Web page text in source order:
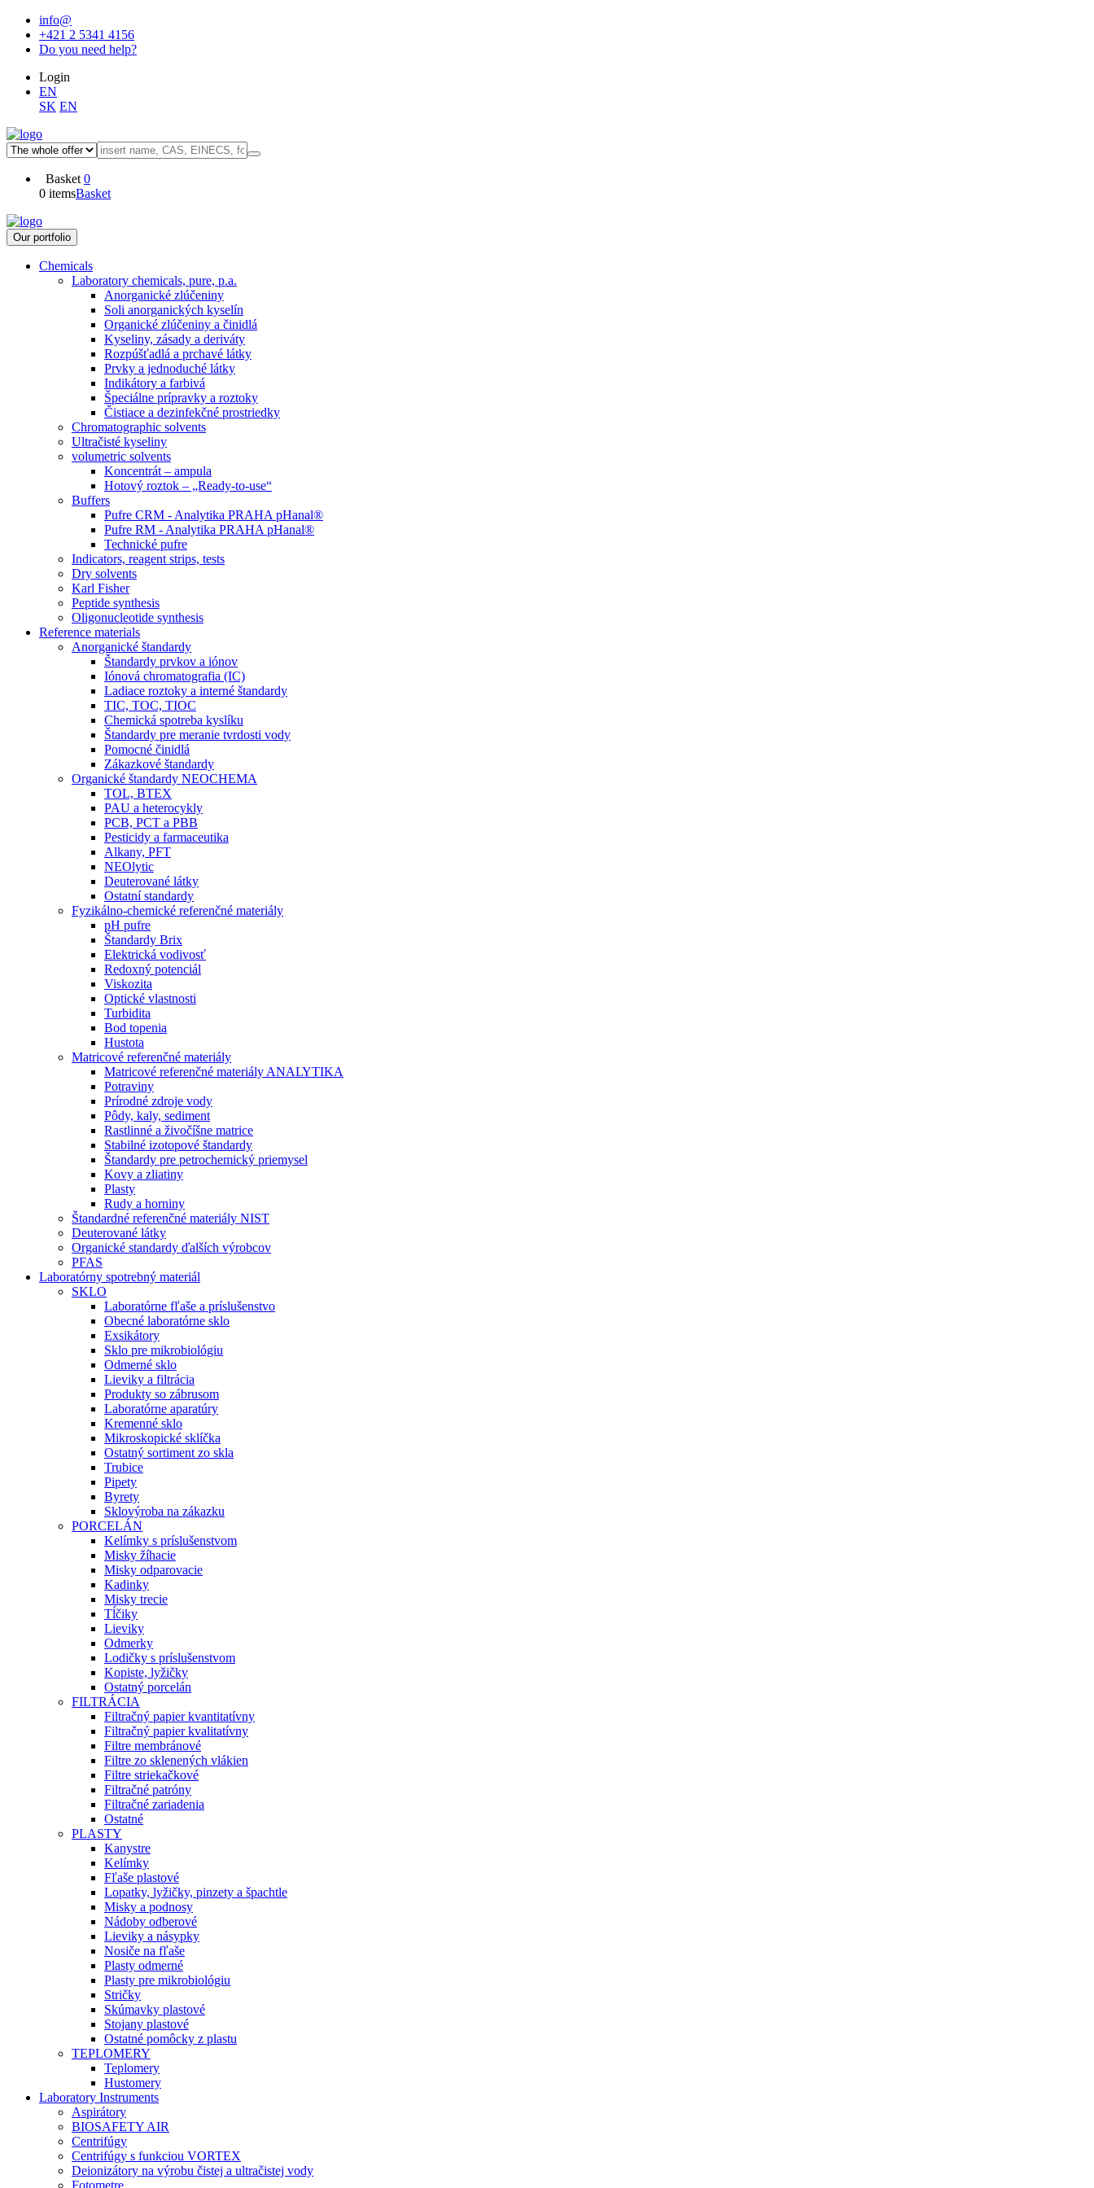
info@
+421 2 5341 4156
Do you need help?
Login
EN
SK EN
Basket 0
0 itemsBasket
Our portfolio
Chemicals
Laboratory chemicals, pure, p.a.
Anorganické zlúčeniny
Soli anorganických kyselín
Organické zlúčeniny a činidlá
Kyseliny, zásady a deriváty
Rozpúšťadlá a prchavé látky
Prvky a jednoduché látky
Indikátory a farbivá
Špeciálne prípravky a roztoky
Čistiace a dezinfekčné prostriedky
Chromatographic solvents
Ultračisté kyseliny
volumetric solvents
Koncentrát – ampula
Hotový roztok – „Ready-to-use“
Buffers
Pufre CRM - Analytika PRAHA pHanal®
Pufre RM - Analytika PRAHA pHanal®
Technické pufre
Indicators, reagent strips, tests
Dry solvents
Karl Fisher
Peptide synthesis
Oligonucleotide synthesis
Reference materials
Anorganické štandardy
Štandardy prvkov a iónov
Iónová chromatografia (IC)
Ladiace roztoky a interné štandardy
TIC, TOC, TIOC
Chemická spotreba kyslíku
Štandardy pre meranie tvrdosti vody
Pomocné činidlá
Zákazkové štandardy
Organické štandardy NEOCHEMA
TOL, BTEX
PAU a heterocykly
PCB, PCT a PBB
Pesticidy a farmaceutika
Alkany, PFT
NEOlytic
Deuterované látky
Ostatní standardy
Fyzikálno-chemické referenčné materiály
pH pufre
Štandardy Brix
Elektrická vodivosť
Redoxný potenciál
Viskozita
Optické vlastnosti
Turbidita
Bod topenia
Hustota
Matricové referenčné materiály
Matricové referenčné materiály ANALYTIKA
Potraviny
Prírodné zdroje vody
Pôdy, kaly, sediment
Rastlinné a živočíšne matrice
Stabilné izotopové štandardy
Štandardy pre petrochemický priemysel
Kovy a zliatiny
Plasty
Rudy a horniny
Štandardné referenčné materiály NIST
Deuterované látky
Organické standardy ďalších výrobcov
PFAS
Laboratórny spotrebný materiál
SKLO
Laboratórne fľaše a príslušenstvo
Obecné laboratórne sklo
Exsikátory
Sklo pre mikrobiológiu
Odmerné sklo
Lieviky a filtrácia
Produkty so zábrusom
Laboratórne aparatúry
Kremenné sklo
Mikroskopické sklíčka
Ostatný sortiment zo skla
Trubice
Pipety
Byrety
Sklovýroba na zákazku
PORCELÁN
Kelímky s príslušenstvom
Misky žíhacie
Misky odparovacie
Kadinky
Misky trecie
Tĺčiky
Lieviky
Odmerky
Lodičky s príslušenstvom
Kopiste, lyžičky
Ostatný porcelán
FILTRÁCIA
Filtračný papier kvantitatívny
Filtračný papier kvalitatívny
Filtre membránové
Filtre zo sklenených vlákien
Filtre striekačkové
Filtračné patróny
Filtračné zariadenia
Ostatné
PLASTY
Kanystre
Kelímky
Fľaše plastové
Lopatky, lyžičky, pinzety a špachtle
Misky a podnosy
Nádoby odberové
Lieviky a násypky
Nosiče na fľaše
Plasty odmerné
Plasty pre mikrobiológiu
Stričky
Skúmavky plastové
Stojany plastové
Ostatné pomôcky z plastu
TEPLOMERY
Teplomery
Hustomery
Laboratory Instruments
Aspirátory
BIOSAFETY AIR
Centrifúgy
Centrifúgy s funkciou VORTEX
Deionizátory na výrobu čistej a ultračistej vody
Fotometre